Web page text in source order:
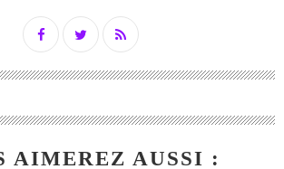
AIMEREZ AUSSI :